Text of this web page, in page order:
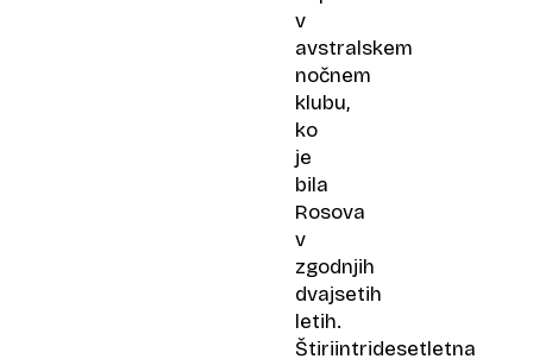
v
avstralskem
nočnem
klubu,
ko
je
bila
Rosova
v
zgodnjih
dvajsetih
letih.
Štiriintridesetletna